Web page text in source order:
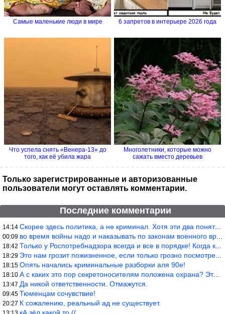
Самые маленькие люди в мире 6 запретов в интерьере 2026 года
Что успела снять «Венера-13» до
того, как её убила жара
Многолетники, которые можно
сажать вместо деревьев
Только зарегистрированные и авторизованные
пользователи могут оставлять комментарии.
Последние комментарии
14:14 Скорее здесь политика, а не криминал. Хотя эти два понятия начин
00:09 во время войны надо и наказывать по законам военного времени, а
18:42 Только у Роспотребнадзора всегда и все в порядке! Когда касается
18:29 Это нам грозит пожизненное, если только грозно посмотреть в их с
18:15 Опять начались криминальные разборки аля 90е!
18:10 А с каких это пор секретоносителям положена охрана? Это его зада
13:47 Да никой ответственности. Отмажутся.
09:45 Тюменцам сочувствие!
20:27 К сожалению, реальный ад не существует.
кА зёл какой то ((